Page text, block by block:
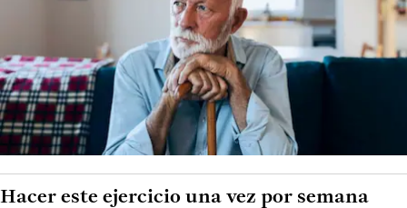
Hacer este ejercicio una vez por semana